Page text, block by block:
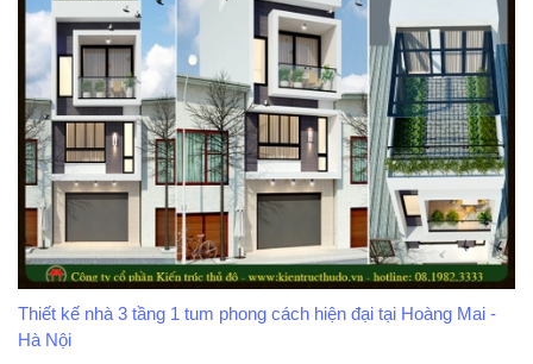
Thiết kế nhà 3 tầng 1 tum phong cách hiện đại tại Hoàng Mai -
Hà Nội